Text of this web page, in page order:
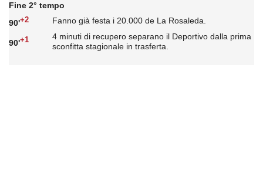
Fine 2° tempo
90'+2 Fanno già festa i 20.000 de La Rosaleda.
90'+1
4 minuti di recupero separano il Deportivo dalla prima
sconfitta stagionale in trasferta.